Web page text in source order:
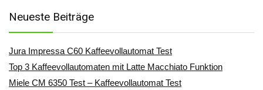
Neueste Beiträge
Jura Impressa C60 Kaffeevollautomat Test
Top 3 Kaffeevollautomaten mit Latte Macchiato Funktion
Miele CM 6350 Test – Kaffeevollautomat Test